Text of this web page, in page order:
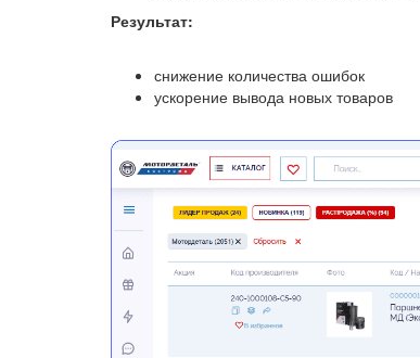
Результат:
снижение количества ошибок
ускорение вывода новых товаров